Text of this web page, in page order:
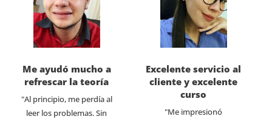
Me ayudó mucho a
refrescar la teoría
"Al principio, me perdía al
leer los problemas. Sin
Excelente servicio al
cliente y excelente
curso
"Me impresionó